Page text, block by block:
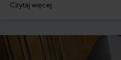
egzemplarz. Wymarzone auto
Czytaj więcej